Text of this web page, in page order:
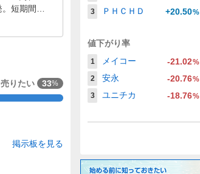
売りたい 33%
掲示板を見る
3
ＰＨＣＨＤ +20.50%
値下がり率
1 メイコー -21.02%
2
安永 -20.76%
3
ユニチカ -18.76%